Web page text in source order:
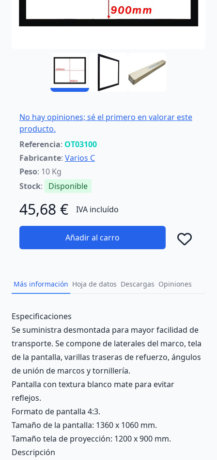
No hay opiniones; sé el primero en valorar este
producto.
Referencia: OT03100
Fabricante: Varios C
Peso: 10 Kg
Stock: Disponible
45,68 € IVA incluído
Añadir al carro
Más información Hoja de datos Descargas Opiniones
Description
Especificaciones
Se suministra desmontada para mayor facilidad de
transporte. Se compone de laterales del marco, tela
de la pantalla, varillas traseras de refuerzo, ángulos
de unión de marcos y tornillería.
Pantalla con textura blanco mate para evitar
reflejos.
Formato de pantalla 4:3.
Tamaño de la pantalla: 1360 x 1060 mm.
Tamaño tela de proyección: 1200 x 900 mm.
Descripción